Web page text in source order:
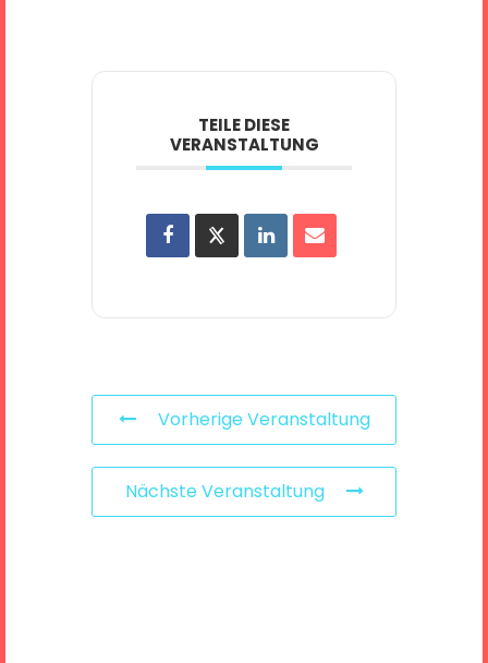
TEILE DIESE
VERANSTALTUNG
Vorherige Veranstaltung
Nächste Veranstaltung